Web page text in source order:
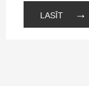
LASĪT →